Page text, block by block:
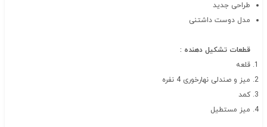
طراحی جدید
مدل دوست داشتنی
قطعات تشکیل دهنده :
قلعه
میز و صندلی نهارخوری 4 نفره
کمد
میز مستطیل